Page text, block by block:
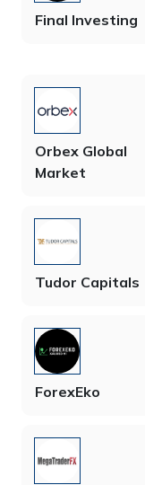
Final Investing
Orbex Global
Market
Tudor Capitals
ForexEko